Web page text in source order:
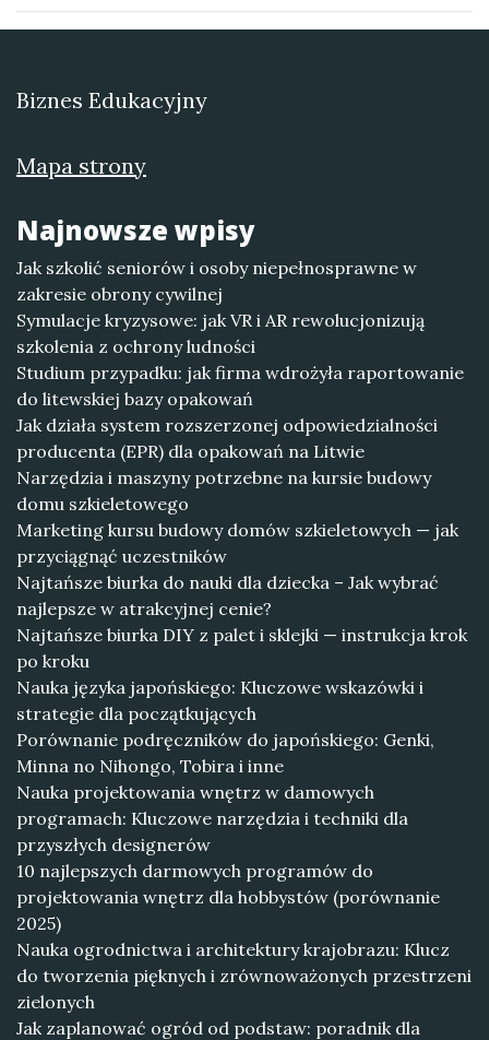
Biznes Edukacyjny
Mapa strony
Najnowsze wpisy
Jak szkolić seniorów i osoby niepełnosprawne w
zakresie obrony cywilnej
Symulacje kryzysowe: jak VR i AR rewolucjonizują
szkolenia z ochrony ludności
Studium przypadku: jak firma wdrożyła raportowanie
do litewskiej bazy opakowań
Jak działa system rozszerzonej odpowiedzialności
producenta (EPR) dla opakowań na Litwie
Narzędzia i maszyny potrzebne na kursie budowy
domu szkieletowego
Marketing kursu budowy domów szkieletowych — jak
przyciągnąć uczestników
Najtańsze biurka do nauki dla dziecka – Jak wybrać
najlepsze w atrakcyjnej cenie?
Najtańsze biurka DIY z palet i sklejki — instrukcja krok
po kroku
Nauka języka japońskiego: Kluczowe wskazówki i
strategie dla początkujących
Porównanie podręczników do japońskiego: Genki,
Minna no Nihongo, Tobira i inne
Nauka projektowania wnętrz w damowych
programach: Kluczowe narzędzia i techniki dla
przyszłych designerów
10 najlepszych darmowych programów do
projektowania wnętrz dla hobbystów (porównanie
2025)
Nauka ogrodnictwa i architektury krajobrazu: Klucz
do tworzenia pięknych i zrównoważonych przestrzeni
zielonych
Jak zaplanować ogród od podstaw: poradnik dla